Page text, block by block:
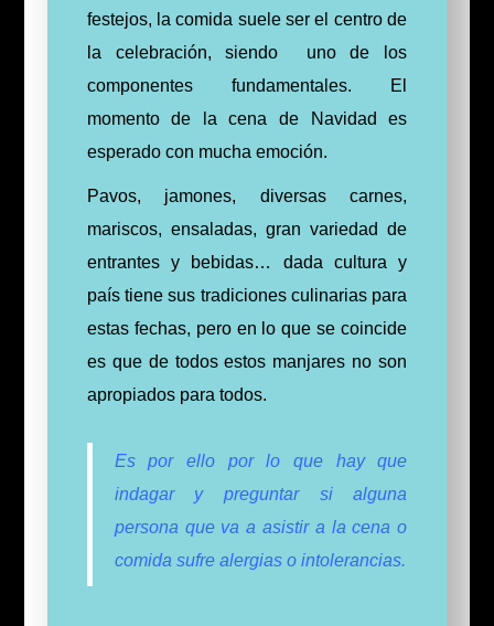
festejos, la comida suele ser el centro de
la celebración, siendo uno de los
componentes fundamentales. El
momento de la cena de Navidad es
esperado con mucha emoción.
Pavos, jamones, diversas carnes,
mariscos, ensaladas, gran variedad de
entrantes y bebidas… dada cultura y
país tiene sus tradiciones culinarias para
estas fechas, pero en lo que se coincide
es que de todosestos manjares no son
apropiados para todos.
Es por ello por lo que hay que
indagar y preguntar si alguna
persona que va a asistir a la cena o
comida sufre alergias o intolerancias.